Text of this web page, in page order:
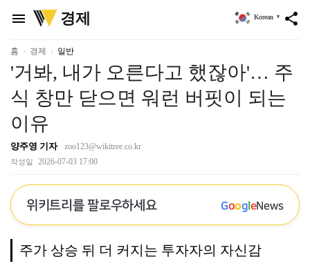
menu
위
키
리
경제 share
Korean ▼
홈 경제 일반
'거봐, 내가 오른다고 했잖아'… 주
식 창만 닫으면 워런 버핏이 되는
이유
양주영 기자 zoo123@wikitree.co.kr
작성일 2026-07-03 17:00
위키트리를 팔로우하세요 GoogleNews
주가 상승 뒤 더 커지는 투자자의 자신감